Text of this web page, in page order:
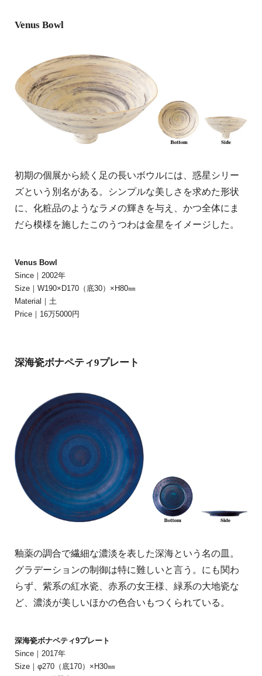
Venus Bowl
初期の個展から続く足の長いボウルには、惑星シリー
ズという別名がある。シンプルな美しさを求めた形状
に、化粧品のようなラメの輝きを与え、かつ全体にま
だら模様を施したこのうつわは金星をイメージした。
Venus Bowl
Since｜2002年
Size｜W190×D170（底30）×H80㎜
Material｜土
Price｜16万5000円
深海瓷ボナペティ9プレート
釉薬の調合で繊細な濃淡を表した深海という名の皿。
グラデーションの制御は特に難しいと言う。にも関わ
らず、紫系の紅水瓷、赤系の女王様、緑系の大地瓷な
ど、濃淡が美しいほかの色合いもつくられている。
深海瓷ボナペティ9プレート
Since｜2017年
Size｜φ270（底170）×H30㎜